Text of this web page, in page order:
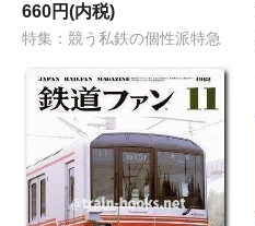
660円(内税)
特集：競う私鉄の個性派特急